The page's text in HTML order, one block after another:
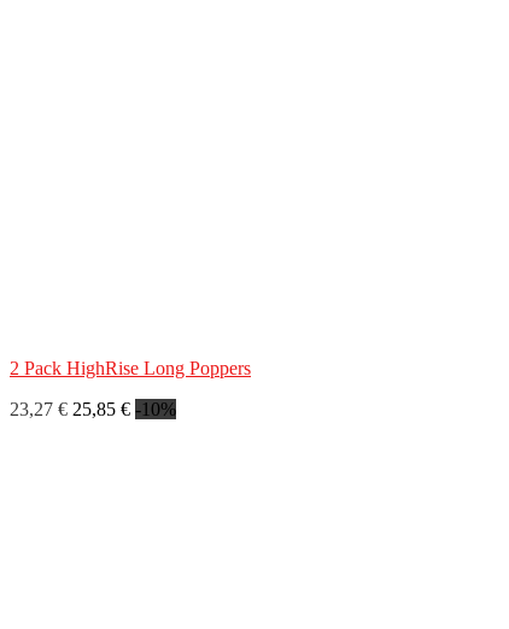
2 Pack HighRise Long Poppers
23,27 € 25,85 € -10%